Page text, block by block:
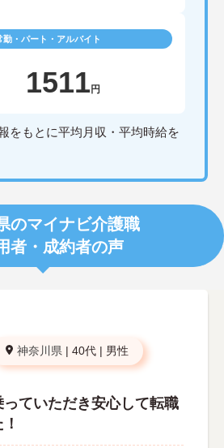
勤・パート・アルバイト
1511 円
をもとに平均月収・平均時給を
のマイナビ介護職
者・成約者の声
神奈川県 | 40代 | 男性
ていただき安心して転職